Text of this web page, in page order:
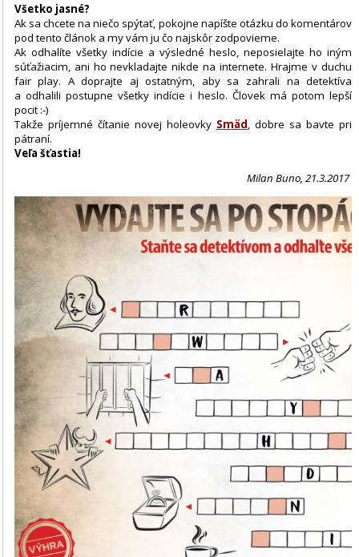
Všetko jasné?
Ak sa chcete na niečo spýtať, pokojne napíšte otázku do komentárov
pod tento článok a my vám ju čo najskôr zodpovieme.
Ak odhalíte všetky indície a výsledné heslo, neposielajte ho iným
súťažiacim, ani ho nevkladajte nikde na internete. Hrajme v duchu
fair play. A doprajte aj ostatným, aby sa zahrali na detektíva
a odhalili postupne všetky indície i heslo. Človek má potom lepší
pocit :-)
Takže príjemné čítanie novej holeovky Smäd, dobre sa bavte pri
pátraní.
Veľa šťastia!
Milan Buno, 21.3.2017